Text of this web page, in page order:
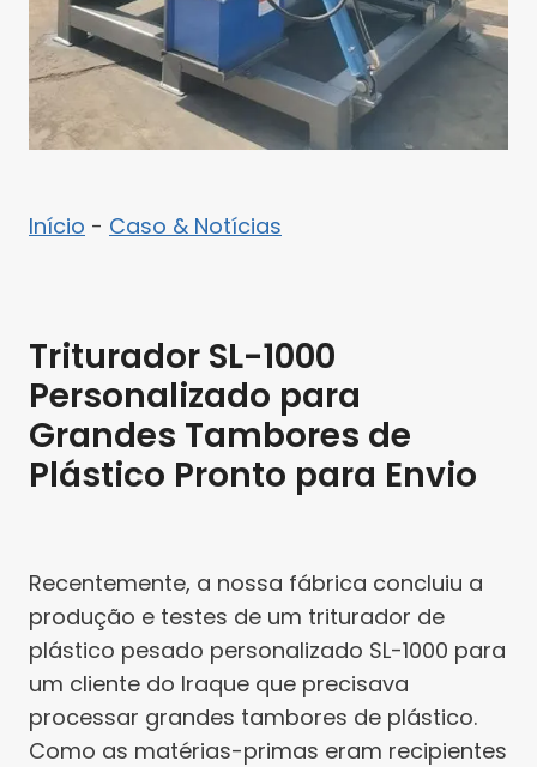
Início - Caso & Notícias
Triturador SL-1000
Personalizado para
Grandes Tambores de
Plástico Pronto para Envio
Recentemente, a nossa fábrica concluiu a
produção e testes de um triturador de
plástico pesado personalizado SL-1000 para
um cliente do Iraque que precisava
processar grandes tambores de plástico.
Como as matérias-primas eram recipientes